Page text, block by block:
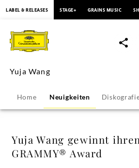
Wang
gewinnt
ihren
ersten
GRAMMY®
Award
LABEL & RELEASES STAGE+ GRAINS MUSIC
Yuja Wang
Home Neuigkeiten
Yuja Wang gewinnt
GRAMMY® Award